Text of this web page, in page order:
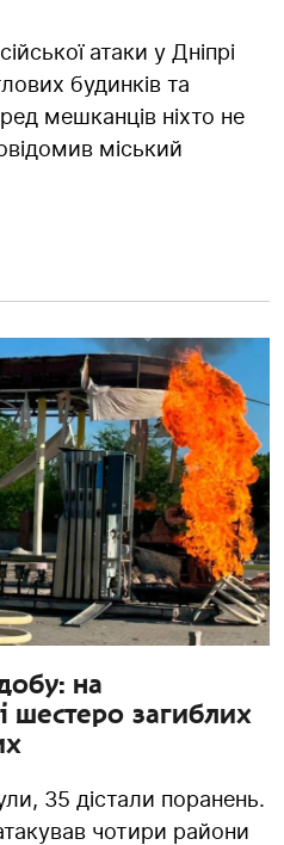
атаки у Дніпрі
будинків та
мешканців ніхто не
міський
на
шестеро загиблих
35 дістали поранень.
чотири райони